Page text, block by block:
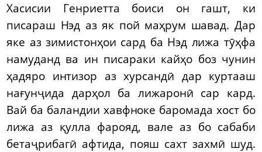
Хасисии Генриетта боиси он гашт, ки
писараш Нэд аз як пой маҳрум шавад. Дар
яке аз зимистонҳои сард ба Нэд лижа тӯҳфа
намуданд ва ин писараки кайҳо боз чунин
ҳадяро интизор аз хурсандӣ дар куртааш
нағунҷида дарҳол ба лижаронӣ сар кард.
Вай ба баландии хавфноке баромада хост бо
лижа аз қулла фарояд, вале аз бо сабаби
бетаҷрибагӣ афтида, пояш сахт захмӣ шуд.